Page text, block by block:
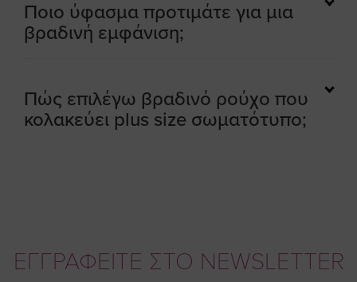
Ποιο ύφασμα προτιμάτε για μια
βραδινή εμφάνιση;
Πώς επιλέγω βραδινό ρούχο που
κολακεύει plus size σωματότυπο;
ΕΓΓΡΑΦΕΙΤΕ ΣΤΟ NEWSLETTER